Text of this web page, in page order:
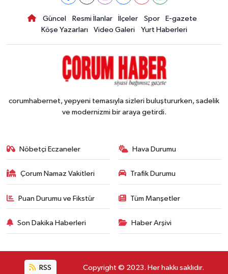
Güncel Resmi İlanlar İlçeler Spor
E-gazete
Köşe Yazarları
Video Galeri Yurt Haberleri
corumhabernet, yepyeni temasıyla sizleri buluştururken, sadelik
ve modernizmi bir araya getirdi.
Nöbetçi Eczaneler Hava Durumu
Çorum Namaz Vakitleri Trafik Durumu
Puan Durumu ve Fikstür Tüm Manşetler
Son Dakika Haberleri Haber Arşivi
RSS Copyright © 2023. Her hakkı saklıdır.